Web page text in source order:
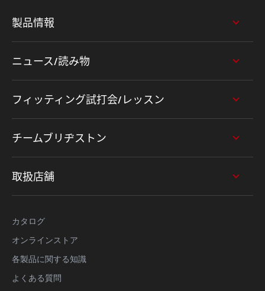
製品情報
ニュース/読み物
フィッティング試打会/レッスン
チームブリヂストン
取扱店舗
カタログ
オンラインストア
各製品に関する知識
よくある質問